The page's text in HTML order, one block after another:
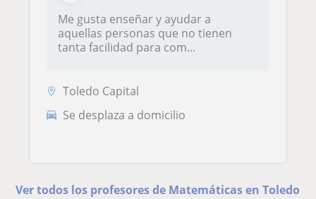
Me gusta enseñar y ayudar a
aquellas personas que no tienen
tanta facilidad para com...
Toledo Capital
Se desplaza a domicilio
Ver todos los profesores de Matemáticas en Toledo